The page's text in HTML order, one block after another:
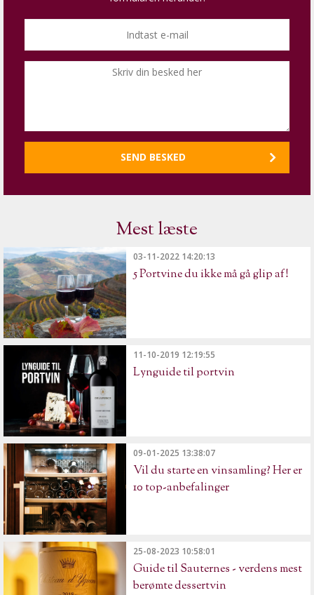
Mest læste
03-11-2022 14:20:13
5 Portvine du ikke må gå glip af!
11-10-2019 12:19:55
Lynguide til portvin
09-01-2025 13:38:07
Vil du starte en vinsamling? Her er
10 top-anbefalinger
25-08-2023 10:58:01
Guide til Sauternes - verdens mest
berømte dessertvin